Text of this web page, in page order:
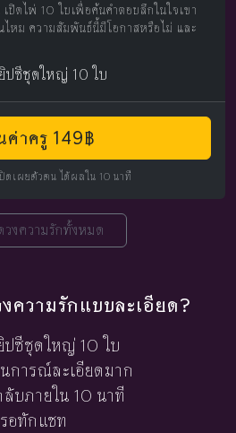
ปิดไพ่ 10 ใบเพื่อค้นคำตอบลึกในใจเขา
หม ความสัมพันธ์นี้มีโอกาสหรือไม่ และ
ปซีชุดใหญ่ 10 ใบ
ค่าครู 149฿
ดเผยตัวตน ได้ผลใน 10 นาที
วงความรักทั้งหมด
ความรักแบบละเอียด?
ปซีชุดใหญ่ 10 ใบ
การณ์ละเอียดมาก
บภายใน 10 นาที
อทักแชท